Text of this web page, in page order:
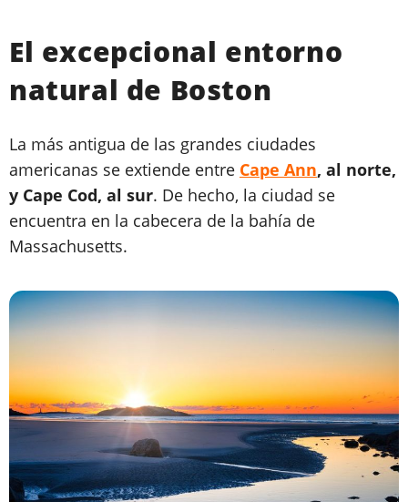
El excepcional entorno
natural de Boston
La más antigua de las grandes ciudades
americanas se extiende entre Cape Ann, al norte,
y Cape Cod, al sur. De hecho, la ciudad se
encuentra en la cabecera de la bahía de
Massachusetts.